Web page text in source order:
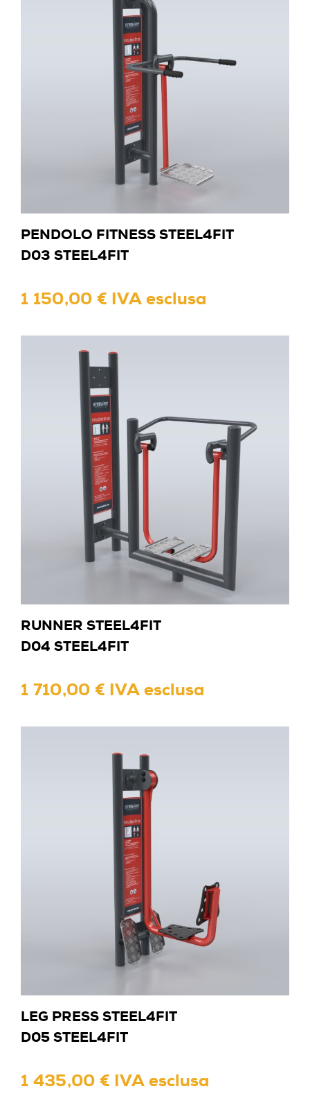
PENDOLO FITNESS STEEL4FIT
D03 STEEL4FIT
1 150,00 € IVA esclusa
RUNNER STEEL4FIT
D04 STEEL4FIT
1 710,00 € IVA esclusa
LEG PRESS STEEL4FIT
D05 STEEL4FIT
1 435,00 € IVA esclusa